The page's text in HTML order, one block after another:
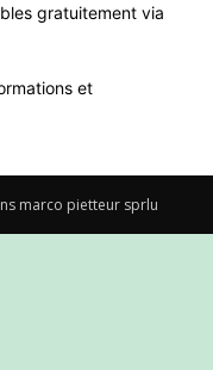
gratuitement via
et
marco pietteur sprlu